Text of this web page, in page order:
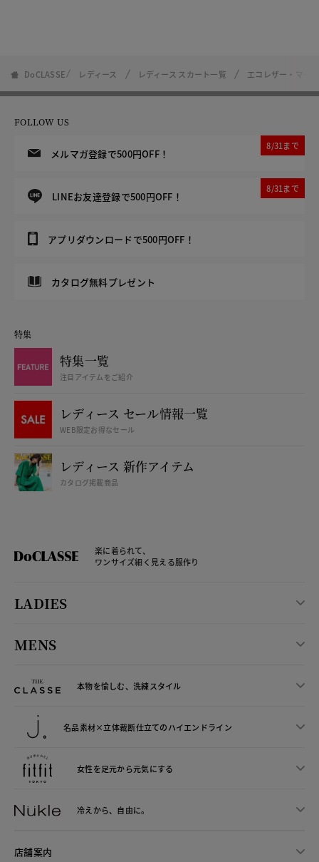
DoCLASSE レディース レディース スカート一覧 エコレザー・マー
FOLLOW US
メルマガ登録で500円OFF！
8/31まで
LINEお友達登録で500円OFF！
8/31まで
アプリダウンロードで500円OFF！
カタログ無料プレゼント
特集
特集一覧
注目アイテムをご紹介
レディース セール情報一覧
WEB限定お得なセール
レディース 新作アイテム
カタログ掲載商品
楽に着られて、
ワンサイズ細く見える服作り
LADIES
MENS
本物を愉しむ、洗練スタイル
名品素材×立体裁断仕立てのハイエンドライン
女性を足元から元気にする
冷えから、 自由に。
店舗案内